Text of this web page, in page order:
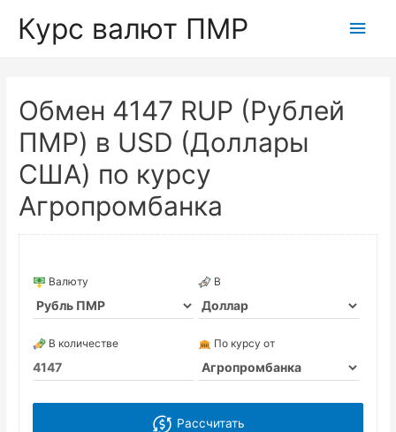
Курс валют ПМР
Обмен 4147 RUP (Рублей
ПМР) в USD (Доллары
США) по курсу
Агропромбанка
Валюту В
В количестве По курсу от
Рассчитать